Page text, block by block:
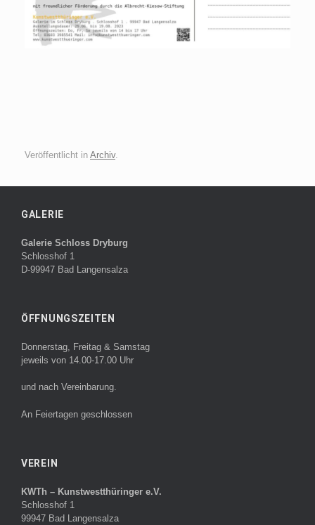
Veröffentlicht in Archiv.
GALERIE
Galerie Schloss Dryburg
Schlosshof 1
D-99947 Bad Langensalza
ÖFFNUNGSZEITEN
Donnerstag, Freitag & Samstag
jeweils von 14.00-17.00 Uhr
und nach Vereinbarung.
An Feiertagen geschlossen
VEREIN
KWTh – Kunstwestthüringer e.V.
Schlosshof 1
99947 Bad Langensalza